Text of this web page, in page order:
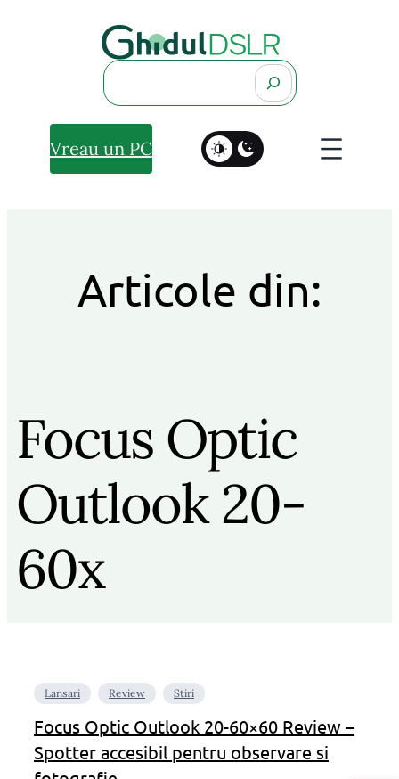
Search
Vreau un PC
Articole din:
Focus Optic
Outlook 20-
60x
Lansari Review Stiri
Focus Optic Outlook 20-60×60 Review –
Spotter accesibil pentru observare si